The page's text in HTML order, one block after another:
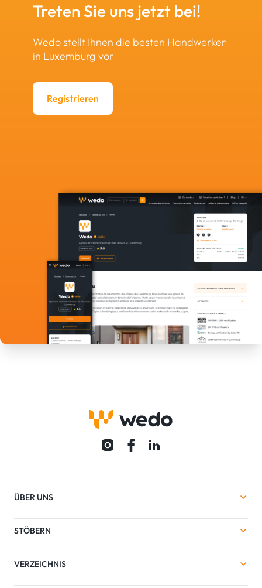
Treten Sie uns jetzt bei!
Wedo stellt Ihnen die besten Handwerker
in Luxemburg vor
Registrieren
ÜBER UNS
STÖBERN
VERZEICHNIS